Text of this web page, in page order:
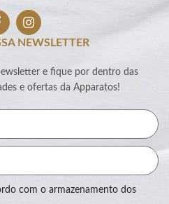
NEWSLETTER
e fique por dentro das
e ofertas da Apparatos!
com o armazenamento dos